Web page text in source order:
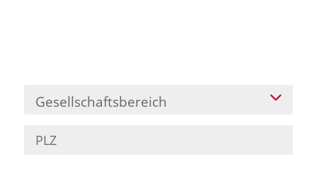
Karriere
Presse
Gesellschaftsbereich